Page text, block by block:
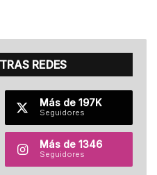
REDES
Más de 197K
Seguidores
Más de 1346
Seguidores